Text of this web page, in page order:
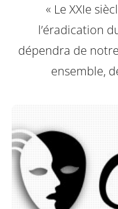
« Le XXIe
l’éradication
dépendra de
ensemble,